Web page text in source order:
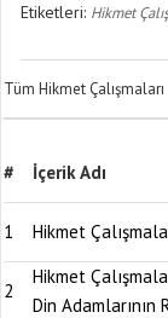
Etiketleri: Hikmet
Tüm Hikmet Çalışmaları
# İçerik Adı
1 Hikmet
2
Hikmet
Din Adamlarının